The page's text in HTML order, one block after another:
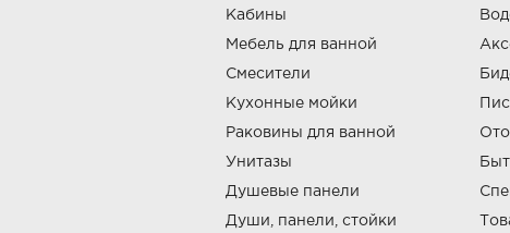
Кабины
Мебель для ванной
Смесители
Кухонные мойки
Раковины для ванной
Унитазы
Душевые панели
Души, панели, стойки